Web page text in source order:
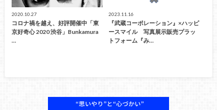
2020.10.27
コロナ禍を越え、好評開催中「東
京好奇心 2020 渋谷」Bunkamura
…
2023.11.16
『武蔵コーポレーション』×ハッピ
ースマイル 写真展示販売プラッ
トフォーム『み…